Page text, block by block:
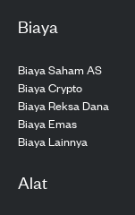
Biaya
Biaya Saham AS
Biaya Crypto
Biaya Reksa Dana
Biaya Emas
Biaya Lainnya
Alat